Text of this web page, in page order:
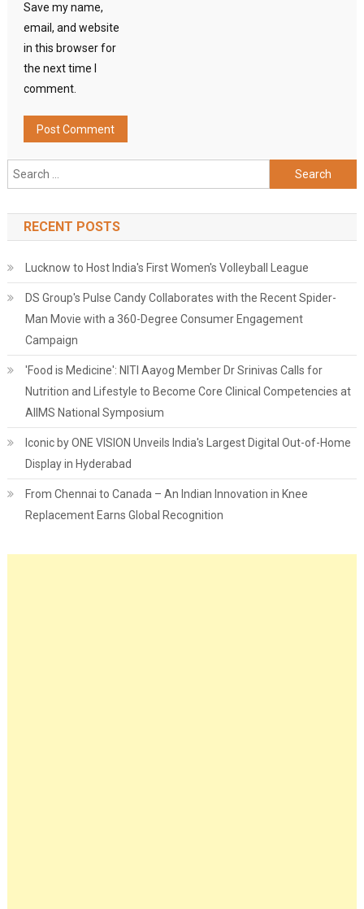
Save my name,
email, and website
in this browser for
the next time I
comment.
Search
for:
RECENT POSTS
Lucknow to Host India's First Women's Volleyball League
DS Group's Pulse Candy Collaborates with the Recent Spider-
Man Movie with a 360-Degree Consumer Engagement
Campaign
'Food is Medicine': NITI Aayog Member Dr Srinivas Calls for
Nutrition and Lifestyle to Become Core Clinical Competencies at
AIIMS National Symposium
Iconic by ONE VISION Unveils India's Largest Digital Out-of-Home
Display in Hyderabad
From Chennai to Canada – An Indian Innovation in Knee
Replacement Earns Global Recognition